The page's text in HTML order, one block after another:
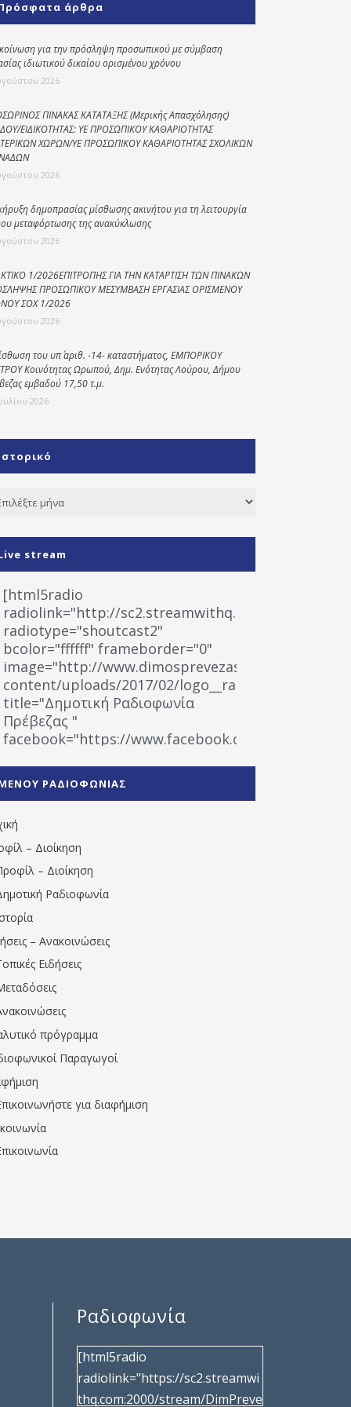
Kοινωνικό
φαρμακείο
Πρόγραμμα
“Βοήθεια στο σπίτι”
Κέντρο Ημερήσιας
Φροντίδας
άρθρα
για την πρόσληψη προσωπικού με σύμβαση
ιδιωτικού δικαίου ορισμένου χρόνου
2026
ΠΙΝΑΚΑΣ ΚΑΤΑΤΑΞΗΣ (Μερικής Απασχόλησης)
ΕΙΔΙΚΟΤΗΤΑΣ: ΥΕ ΠΡΟΣΩΠΙΚΟΥ ΚΑΘΑΡΙΟΤΗΤΑΣ
ΧΩΡΩΝ/ΥΕ ΠΡΟΣΩΠΙΚΟΥ ΚΑΘΑΡΙΟΤΗΤΑΣ ΣΧΟΛΙΚΩΝ
2026
δημοπρασίας μίσθωσης ακινήτου για τη λειτουργία
μεταφόρτωσης της ανακύκλωσης
2026
1/2026ΕΠΙΤΡΟΠΗΣ ΓΙΑ ΤΗΝ ΚΑΤΑΡΤΙΣΗ ΤΩΝ ΠΙΝΑΚΩΝ
ΠΡΟΣΩΠΙΚΟΥ ΜΕΣΥΜΒΑΣΗ ΕΡΓΑΣΙΑΣ ΟΡΙΣΜΕΝΟΥ
ΣΟΧ 1/2026
2026
του υπ΄ αριθ. -14- καταστήματος, ΕΜΠΟΡΙΚΟΥ
Κοινότητας Ωρωπού, Δημ. Ενότητας Λούρου, Δήμου
εμβαδού 17,50 τ.μ.
2026
stream
[html5radio
radiolink="http://sc2.streamwithq.com:8028/
radiotype="shoutcast2"
bcolor="ffffff" frameborder="0"
image="http://www.dimosprevezas.gr/wp-
content/uploads/2017/02/logo__radiofonias.jpg"
title="Δημοτική Ραδιοφωνία
Πρέβεζας "
facebook="https://www.facebook.com/
1531194763766854/" artist="" ]
ΡΑΔΙΟΦΩΝΙΑΣ
– Διοίκηση
– Διοίκηση
Ραδιοφωνία
– Ανακοινώσεις
Ειδήσεις
πρόγραμμα
Παραγωγοί
για διαφήμιση
Ραδιοφωνία
[html5radio
radiolink="https://sc2.streamwi
thq.com:2000/stream/DimPreve